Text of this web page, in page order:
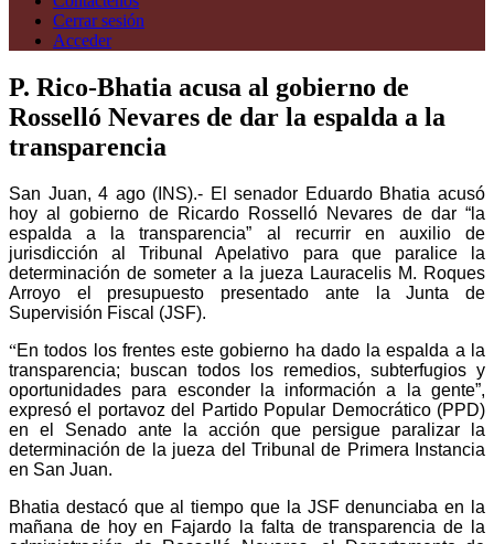
Cerrar sesión
Acceder
P. Rico-Bhatia acusa al gobierno de
Rosselló Nevares de dar la espalda a la
transparencia
San Juan, 4 ago (INS).- El senador Eduardo Bhatia acusó
hoy al gobierno de Ricardo Rosselló Nevares de dar “la
espalda a la transparencia” al recurrir en auxilio de
jurisdicción al Tribunal Apelativo para que paralice la
determinación de someter a la jueza Lauracelis M. Roques
Arroyo el presupuesto presentado ante la Junta de
Supervisión Fiscal (JSF).
“En todos los frentes este gobierno ha dado la espalda a la
transparencia; buscan todos los remedios, subterfugios y
oportunidades para esconder la información a la gente”,
expresó el portavoz del Partido Popular Democrático (PPD)
en el Senado ante la acción que persigue paralizar la
determinación de la jueza del Tribunal de Primera Instancia
en San Juan.
Bhatia destacó que al tiempo que la JSF denunciaba en la
mañana de hoy en Fajardo la falta de transparencia de la